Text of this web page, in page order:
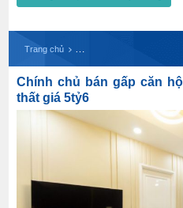
Trang chủ
Chính chủ bán gấp căn
thất giá 5tỷ6